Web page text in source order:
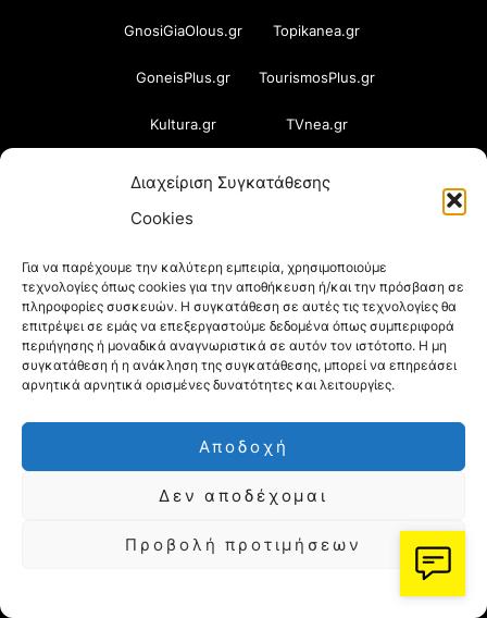
Διαχείριση Συγκατάθεσης
Cookies
Για να παρέχουμε την καλύτερη εμπειρία, χρησιμοποιούμε
τεχνολογίες όπως cookies για την αποθήκευση ή/και την πρόσβαση σε
πληροφορίες συσκευών. Η συγκατάθεση σε αυτές τις τεχνολογίες θα
επιτρέψει σε εμάς να επεξεργαστούμε δεδομένα όπως συμπεριφορά
περιήγησης ή μοναδικά αναγνωριστικά σε αυτόν τον ιστότοπο. Η μη
συγκατάθεση ή η ανάκληση της συγκατάθεσης, μπορεί να επηρεάσει
αρνητικά αρνητικά ορισμένες δυνατότητες και λειτουργίες.
Αποδοχή
Δεν αποδέχομαι
Προβολή προτιμήσεων
GnosiGiaOlous.gr Topikanea.gr
GoneisPlus.gr TourismosPlus.gr
Kultura.gr TVnea.gr
Loveis.gr
ModernaGynaika.gr Xristianika.gr
OikonomiaPlus.gr ZoumeKalytera.gr
Oikotropia.gr ZoumeSpiti.gr
Orama Group(Orama Group Μ.Ι.Κ.Ε.) |
Α.Φ.Μ. 801086294 – Δ.Ο.Υ. ΚΕΦΟΔΕ Αττικής |
Γ.Ε.ΜΗ 148748903000 | Έδρα: Αθήνα, Ελλάδα |